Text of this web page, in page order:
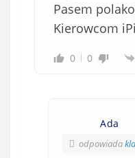
Pasem
Kierowcom
0 0
Ada
odpowiada